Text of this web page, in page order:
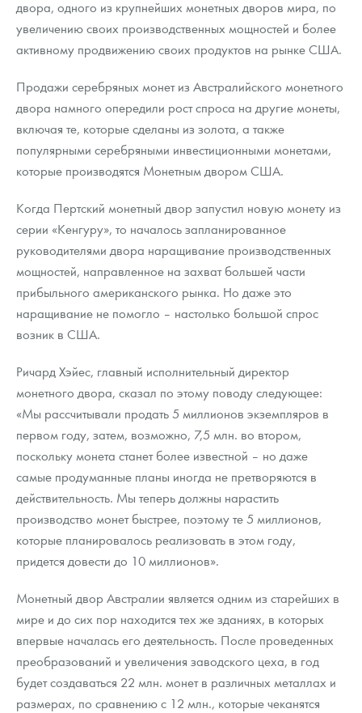
Русская нумизматика
Монеты и жетоны из недрагоценных металлов
Книги по нумизматике
двора, одного из крупнейших монетных дворов мира, по
увеличению своих производственных мощностей и более
активному продвижению своих продуктов на рынке США.
Продажи серебряных монет из Австралийского монетного
двора намного опередили рост спроса на другие монеты,
включая те, которые сделаны из золота, а также
популярными серебряными инвестиционными монетами,
которые производятся Монетным двором США.
Когда Пертский монетный двор запустил новую монету из
серии «Кенгуру», то началось запланированное
руководителями двора наращивание производственных
мощностей, направленное на захват большей части
прибыльного американского рынка. Но даже это
наращивание не помогло – настолько большой спрос
возник в США.
Ричард Хэйес, главный исполнительный директор
монетного двора, сказал по этому поводу следующее:
«Мы рассчитывали продать 5 миллионов экземпляров в
первом году, затем, возможно, 7,5 млн. во втором,
поскольку монета станет более известной – но даже
самые продуманные планы иногда не претворяются в
действительность. Мы теперь должны нарастить
производство монет быстрее, поэтому те 5 миллионов,
которые планировалось реализовать в этом году,
придется довести до 10 миллионов».
Монетный двор Австралии является одним из старейших в
мире и до сих пор находится тех же зданиях, в которых
впервые началась его деятельность. После проведенных
преобразований и увеличения заводского цеха, в год
будет создаваться 22 млн. монет в различных металлах и
размерах, по сравнению с 12 млн., которые чеканятся